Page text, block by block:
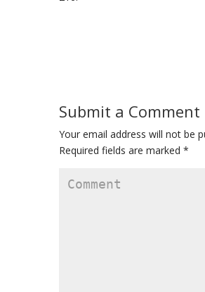
Submit a Comment
Your email address will not be
Required fields are marked *